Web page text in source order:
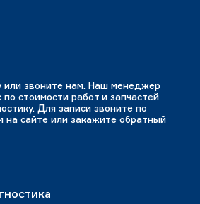
или звоните нам. Наш менеджер
по стоимости работ и запчастей
Для записи звоните по
на сайте или закажите обратный